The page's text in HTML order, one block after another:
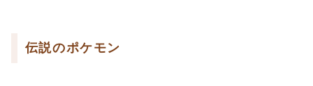
伝説のポケモン